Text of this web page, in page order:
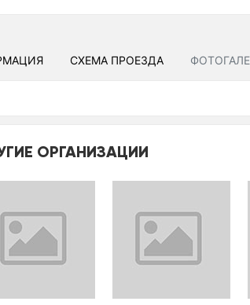
СХЕМА ПРОЕЗДА
ОРГАНИЗАЦИИ